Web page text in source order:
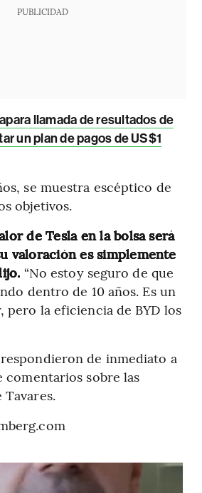
PUBLICIDAD
llamada de resultados de
un plan de pagos de US$1
se muestra escéptico de
objetivos.
de Tesla en la bolsa será
valoración es simplemente
“No estoy seguro de que
dentro de 10 años. Es un
pero la eficiencia de BYD los
de inmediato a
comentarios sobre las